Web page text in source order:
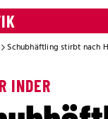
Schubhäftling stirbt nach
INDER